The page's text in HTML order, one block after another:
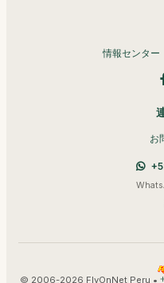
情報センター
お
© 2006-2026 FlyOnNet Peru •